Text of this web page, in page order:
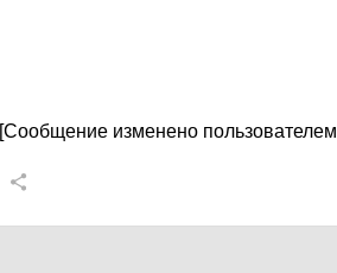
[Сообщение изменено